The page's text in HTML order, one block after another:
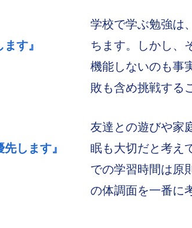
す』
します』
学校で学ぶ勉強は
ちます。しかし、
機能しないのも事
敗も含め挑戦する
友達との遊びや家
眠も大切だと考え
での学習時間は原
の体調面を一番に